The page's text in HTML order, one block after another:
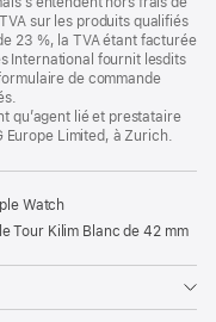
sur les produits qualifiés
23 %, la TVA étant facturée
International fournit lesdits
de commande
qu’agent lié et prestataire
Europe Limited, à Zurich.
Watch
Tour Kilim Blanc de 42 mm